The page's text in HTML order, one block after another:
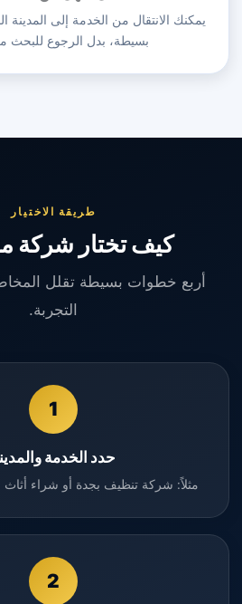
يمكنك الانتقال من الخدمة إلى
بسيطة، بدل الرجوع للبحث
طريقة الاختيار
كيف تختار شركة
أربع خطوات بسيطة تقلل
التجربة.
1
حدد الخدمة
مثلاً: شركة تنظيف بجدة أو شراء
2